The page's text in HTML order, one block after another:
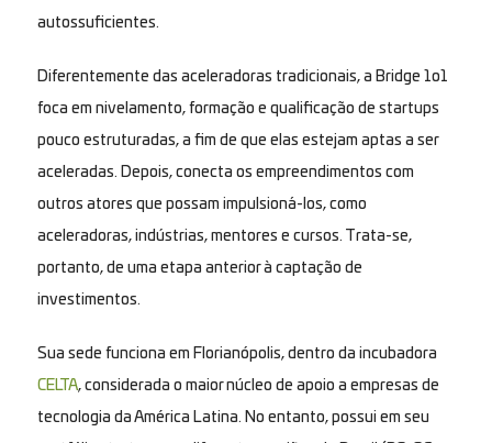
autossuficientes.
Diferentemente das aceleradoras tradicionais, a Bridge 1o1
foca em nivelamento, formação e qualificação de startups
pouco estruturadas, a fim de que elas estejam aptas a ser
aceleradas. Depois, conecta os empreendimentos com
outros atores que possam impulsioná-los, como
aceleradoras, indústrias, mentores e cursos. Trata-se,
portanto, de uma etapa anterior à captação de
investimentos.
Sua sede funciona em Florianópolis, dentro da incubadora
CELTA, considerada o maior núcleo de apoio a empresas de
tecnologia da América Latina. No entanto, possui em seu